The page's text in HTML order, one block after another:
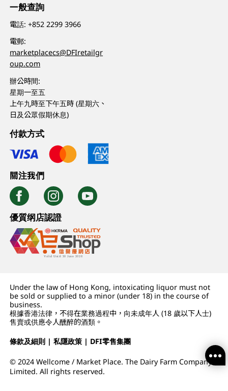
一般查詢
電話:+852 2299 3966
電郵:
marketplacecs@DFIretailgr
oup.com
辦公時間:
星期一至五
上午九時至下午五時 (星期六、
日及公眾假期休息)
付款方式
關注我們
優質纲店認證
Under the law of Hong Kong, intoxicating liquor must not
be sold or supplied to a minor (under 18) in the course of
business.
根據香港法律，不得在業務過程中，向未成年人 (18 歲以下人士)
售賣或供應令人醺醉的酒類。
條款及細則 |私隱政策 | DFI零售集團
© 2024 Wellcome / Market Place. The Dairy Farm Company
Limited. All rights reserved.